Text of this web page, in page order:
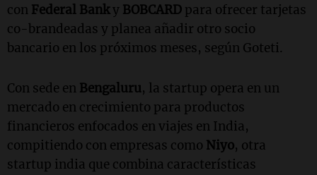
con Federal Banky BOBCARD para ofrecer tarjetas
co-brandeadas y planea añadir otro socio
bancario en los próximos meses, según Goteti.
Con sede en Bengaluru, la startup opera en un
mercado en crecimiento para productos
financieros enfocados en viajes en India,
compitiendo con empresas como Niyo, otra
startup india que combina características